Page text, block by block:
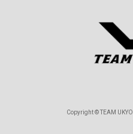
Copyright © TEAM